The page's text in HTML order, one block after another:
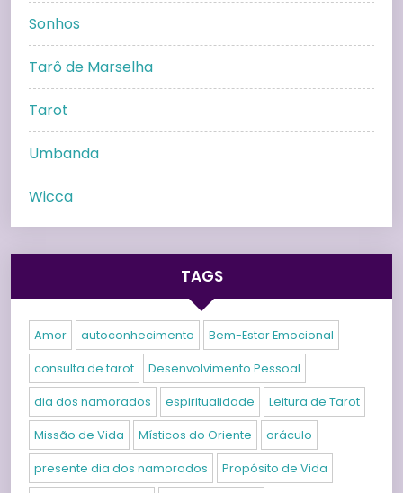
Sonhos
Tarô de Marselha
Tarot
Umbanda
Wicca
TAGS
Amor autoconhecimento Bem-Estar Emocional
consulta de tarot Desenvolvimento Pessoal
dia dos namorados espiritualidade Leitura de Tarot
Missão de Vida Místicos do Oriente oráculo
presente dia dos namorados Propósito de Vida